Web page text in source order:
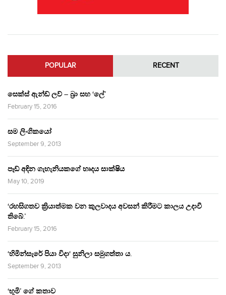
POPULAR RECENT
සෙක්ස් ඇන්ඩ් ලව් – බ්‍රා සහ ‘ලේ’
February 15, 2016
සම ලිංගිකයෝ
September 9, 2013
පෑඩ් අඳින ගැහැනියකගේ හෘදය සාක්ෂිය
May 10, 2019
‘රහසිගතව ක්‍රියාත්මක වන කුලවාදය අවසන් කිරීමට කාලය උදාවී
තිබේ.’
February 15, 2016
‘හිමින්සැරේ පියා විදා‘ සුනිලා සමුගත්තා ය.
September 9, 2013
‘භූමි’ ගේ කතාව